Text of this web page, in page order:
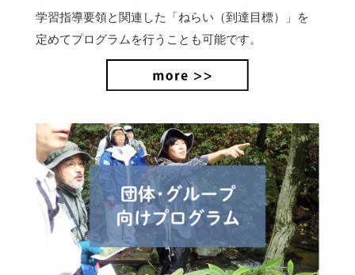
学習指導要領と関連した「ねらい（到達目標）」を
定めてプログラムを行うことも可能です。